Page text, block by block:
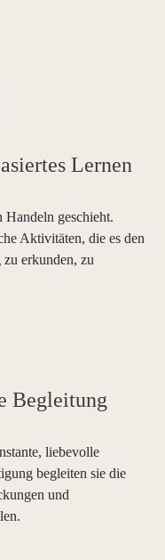
Lernen
Handeln geschieht.
Aktivitäten, die es den
erkunden, zu
Begleitung
liebevolle
begleiten sie die
und